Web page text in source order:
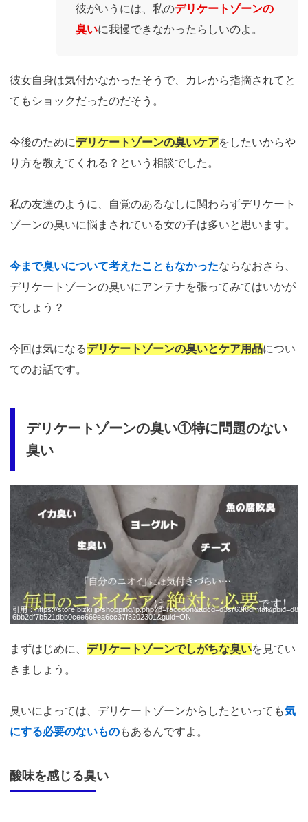
彼がいうには、私のデリケートゾーンの
臭いに我慢できなかったらしいのよ。
彼女自身は気付かなかったそうで、カレから指摘されてと
てもショックだったのだそう。
今後のためにデリケートゾーンの臭いケアをしたいからや
り方を教えてくれる？という相談でした。
私の友達のように、自覚のあるなしに関わらずデリケート
ゾーンの臭いに悩まされている女の子は多いと思います。
今まで臭いについて考えたこともなかったならなおさら、
デリケートゾーンの臭いにアンテナを張ってみてはいかが
でしょう？
今回は気になるデリケートゾーンの臭いとケア用品につい
てのお話です。
デリケートゾーンの臭い①特に問題のない
臭い
引用：https://store.bizki.jp/shopping/lp.php?p=raccoon&adcd=o3sr63f6dmtaf&pbid=d8
6bb2df7b521dbb0cee669ea6cc37f3202301&guid=ON
まずはじめに、 デリケートゾーンでしがちな臭いを見てい
きましょう。
臭いによっては、デリケートゾーンからしたといっても気
にする必要のないものもあるんですよ。
酸味を感じる臭い